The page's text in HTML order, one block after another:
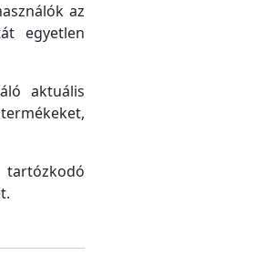
az
egyetlen
aktuális